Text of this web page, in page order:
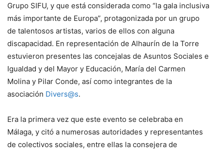
Grupo SIFU, y que está considerada como “la gala inclusiva
más importante de Europa”, protagonizada por un grupo
de talentosos artistas, varios de ellos con alguna
discapacidad. En representación de Alhaurín de la Torre
estuvieron presentes las concejalas de Asuntos Sociales e
Igualdad y del Mayor y Educación, María del Carmen
Molina y Pilar Conde, así como integrantes de la
asociación Divers@s.
Era la primera vez que este evento se celebraba en
Málaga, y citó a numerosas autoridades y representantes
de colectivos sociales, entre ellas la consejera de